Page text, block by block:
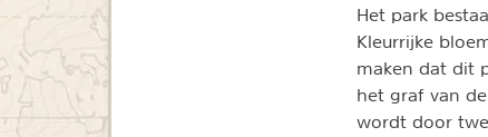
Het park
Kleurrijke
maken dat dit
het graf van
wordt door